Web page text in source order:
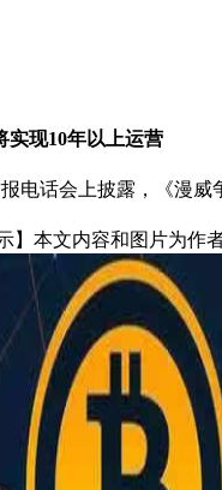
实现10年以上运营
电话会上披露，《漫
】本文内容和图片为作